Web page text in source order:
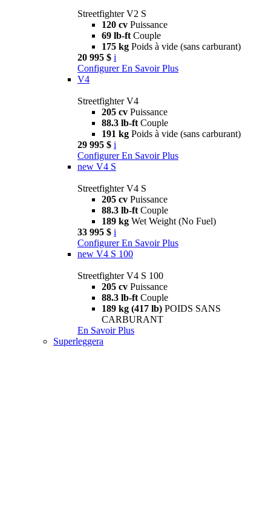
Streetfighter V2 S
120 cv Puissance
69 lb-ft Couple
175 kg Poids à vide (sans carburant)
20 995 $ i
Configurer En Savoir Plus
V4
Streetfighter V4
205 cv Puissance
88.3 lb-ft Couple
191 kg Poids à vide (sans carburant)
29 995 $ i
Configurer En Savoir Plus
new V4 S
Streetfighter V4 S
205 cv Puissance
88.3 lb-ft Couple
189 kg Wet Weight (No Fuel)
33 995 $ i
Configurer En Savoir Plus
new V4 S 100
Streetfighter V4 S 100
205 cv Puissance
88.3 lb-ft Couple
189 kg (417 lb) POIDS SANS
CARBURANT
En Savoir Plus
Superleggera